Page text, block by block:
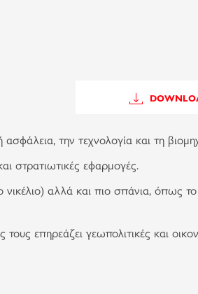
την τεχνολογία και τη
στρατιωτικές εφαρμογές.
αλλά και πιο σπάνια, όπως το
επηρεάζει γεωπολιτικές και